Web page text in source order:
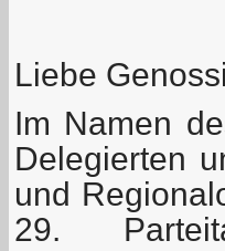
Liebe
Im Namen
Delegierten
und
29.